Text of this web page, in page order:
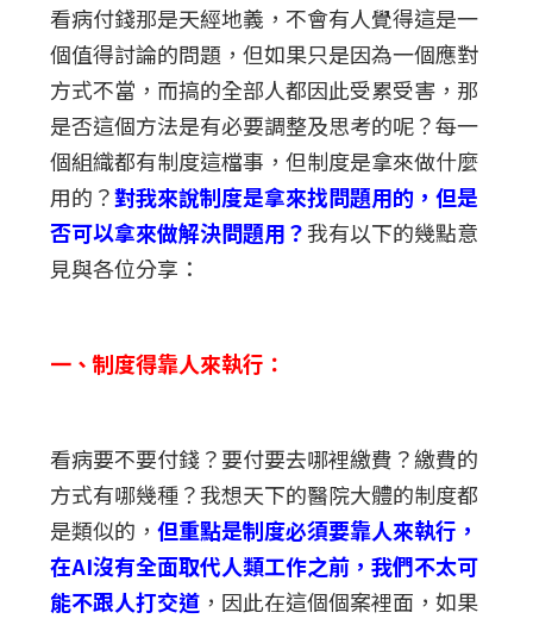
看病付錢那是天經地義，不會有人覺得這是一
個值得討論的問題，但如果只是因為一個應對
方式不當，而搞的全部人都因此受累受害，那
是否這個方法是有必要調整及思考的呢？每一
個組織都有制度這檔事，但制度是拿來做什麼
用的？對我來說制度是拿來找問題用的，但是
否可以拿來做解決問題用？我有以下的幾點意
見與各位分享：
一、制度得靠人來執行：
看病要不要付錢？要付要去哪裡繳費？繳費的
方式有哪幾種？我想天下的醫院大體的制度都
是類似的，但重點是制度必須要靠人來執行，
在AI沒有全面取代人類工作之前，我們不太可
能不跟人打交道 ，因此在這個個案裡面，如果